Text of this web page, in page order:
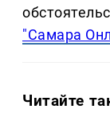
"Самара
Читайте